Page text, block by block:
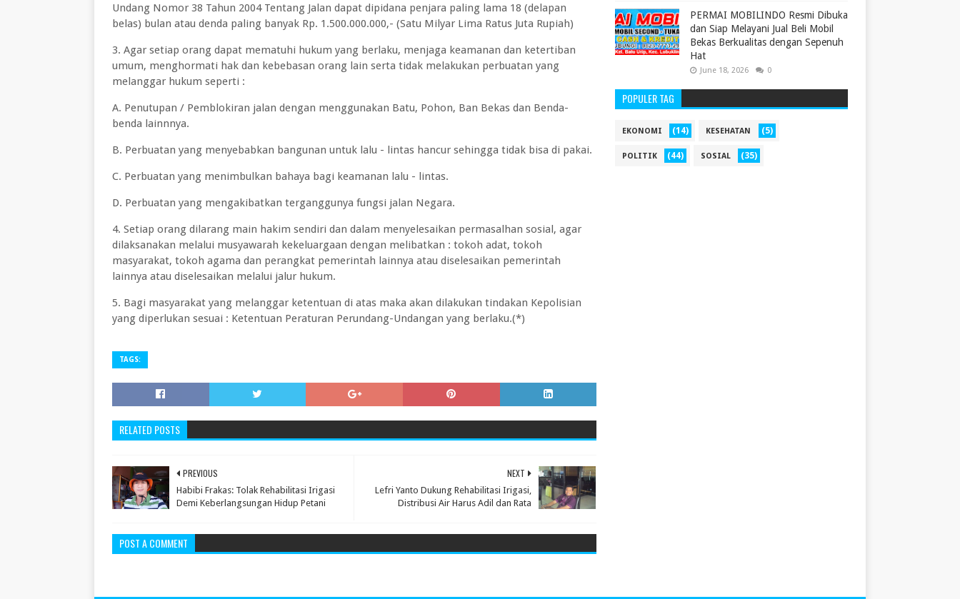
Undang Nomor 38 Tahun 2004 Tentang Jalan dapat dipidana penjara paling lama 18 (delapan
belas) bulan atau denda paling banyak Rp. 1.500.000.000,- (Satu Milyar Lima Ratus Juta Rupiah)
3. Agar setiap orang dapat mematuhi hukum yang berlaku, menjaga keamanan dan ketertiban
umum, menghormati hak dan kebebasan orang lain serta tidak melakukan perbuatan yang
melanggar hukum seperti :
A. Penutupan / Pemblokiran jalan dengan menggunakan Batu, Pohon, Ban Bekas dan Benda-
benda lainnnya.
B. Perbuatan yang menyebabkan bangunan untuk lalu - lintas hancur sehingga tidak bisa di pakai.
C. Perbuatan yang menimbulkan bahaya bagi keamanan lalu - lintas.
D. Perbuatan yang mengakibatkan terganggunya fungsi jalan Negara.
4. Setiap orang dilarang main hakim sendiri dan dalam menyelesaikan permasalhan sosial, agar
dilaksanakan melalui musyawarah kekeluargaan dengan melibatkan : tokoh adat, tokoh
masyarakat, tokoh agama dan perangkat pemerintah lainnya atau diselesaikan pemerintah
lainnya atau diselesaikan melalui jalur hukum.
5. Bagi masyarakat yang melanggar ketentuan di atas maka akan dilakukan tindakan Kepolisian
yang diperlukan sesuai : Ketentuan Peraturan Perundang-Undangan yang berlaku.(*)
TAGS:
RELATED POSTS
NEXT
Lefri Yanto Dukung Rehabilitasi Irigasi,
Distribusi Air Harus Adil dan Rata
PREVIOUS
Habibi Frakas: Tolak Rehabilitasi Irigasi
Demi Keberlangsungan Hidup Petani
POST A COMMENT
PERMAI MOBILINDO Resmi Dibuka
dan Siap Melayani Jual Beli Mobil
Bekas Berkualitas dengan Sepenuh
Hat
June 18, 2026 0
POPULER TAG
EKONOMI (14) KESEHATAN (5)
POLITIK (44) SOSIAL (35)